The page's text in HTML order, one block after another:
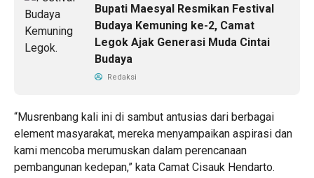
Bupati Maesyal Resmikan Festival
Budaya Kemuning ke-2, Camat
Legok Ajak Generasi Muda Cintai
Budaya
Redaksi
“Musrenbang kali ini di sambut antusias dari berbagai
element masyarakat, mereka menyampaikan aspirasi dan
kami mencoba merumuskan dalam perencanaan
pembangunan kedepan,” kata Camat Cisauk Hendarto.